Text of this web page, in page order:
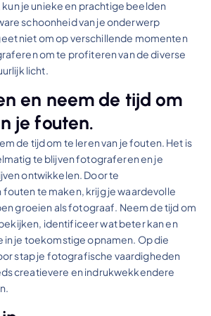
je unieke en prachtige beelden
schoonheid van je onderwerp
niet om op verschillende momenten
om te profiteren van de diverse
licht.
en neem de tijd om
je fouten.
de tijd om te leren van je fouten. Het is
te blijven fotograferen en je
ontwikkelen. Door te
te maken, krijg je waardevolle
groeien als fotograaf. Neem de tijd om
identificeer wat beter kan en
in je toekomstige opnamen. Op die
stap je fotografische vaardigheden
creatievere en indrukwekkendere